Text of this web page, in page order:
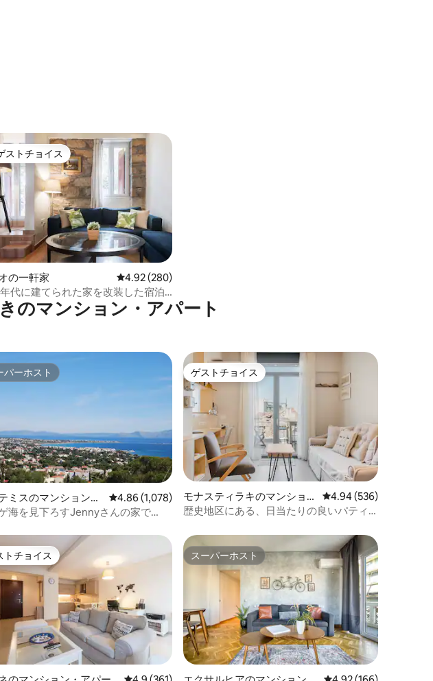
星中4.91つ星の平均評価
5つ星中5つ星の平均評価
評のゲストチョイスです。
ストチョイス
の一軒家 レビュー280件、5つ星中4.92つ星の平均評価
4.92 (280)
代に建てられた家を改装した宿泊
アテネを探索しよう
のマンション・アパート
星中4.92つ星の平均評価
パーホスト
パーホスト
ミスのマンション・
ト
レビュー1,078件、5つ星中4.86つ星の平均評価
4.86 (1,078)
海を見下ろすJennyさんの家で
ゲストチョイス
ゲストチョイス
モナスティラキのマンショ
ン・アパート
レビュー536件、5つ星
4.94 (536)
歴史地区にある、日当たりの良いパティ
トチョイス
トチョイス スーパーホスト
スーパーホスト